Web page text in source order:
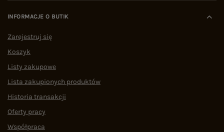
INFORMACJE O BUTIK
Zarejestruj się
Koszyk
Listy zakupowe
Lista zakupionych produktów
Historia transakcji
Oferty pracy
Współpraca